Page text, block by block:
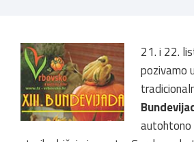
21. i 22.
pozivamo
autohtono